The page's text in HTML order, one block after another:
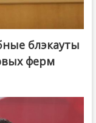
блэкауты
ферм